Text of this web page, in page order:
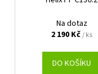
Na dotaz
2 190 Kč/ ks
DO KOŠÍKU